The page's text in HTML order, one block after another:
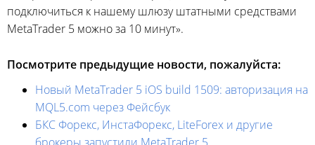
подключиться к нашему шлюзу штатными средствами
MetaTrader 5 можно за 10 минут».
Посмотрите предыдущие новости, пожалуйста:
Новый MetaTrader 5 iOS build 1509: авторизация на
MQL5.com через Фейсбук
БКС Форекс, ИнстаФорекс, LiteForex и другие